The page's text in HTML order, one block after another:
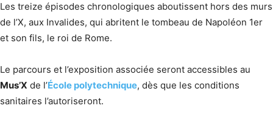
Les treize épisodes chronologiques aboutissent hors des murs
de l’X, aux Invalides, qui abritent le tombeau de Napoléon 1er
et son fils, le roi de Rome.
Le parcours et l’exposition associée seront accessibles au
Mus’X de l’École polytechnique, dès que les conditions
sanitaires l’autoriseront.